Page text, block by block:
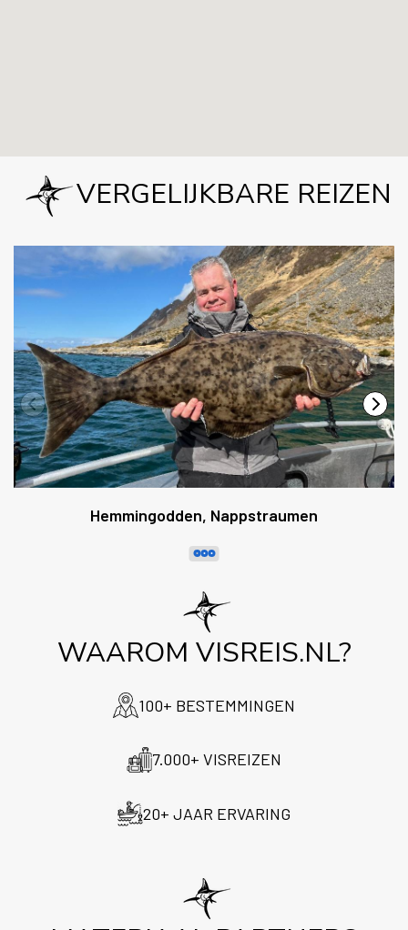
VERGELIJKBARE REIZEN
Hemmingodden, Nappstraumen
WAAROM VISREIS.NL?
100+ BESTEMMINGEN
7.000+ VISREIZEN
20+ JAAR ERVARING